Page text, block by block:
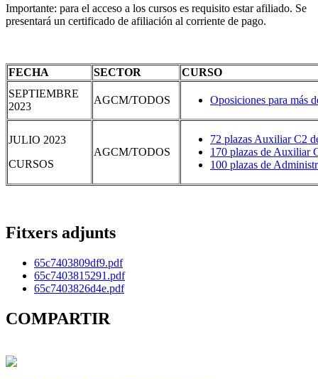
Importante: para el acceso a los cursos es requisito estar afiliado. Se
presentará un certificado de afiliación al corriente de pago.
FECHA SECTOR
CURSO
SEPTIEMBRE
2023
AGCM/TODOS Oposiciones para más
JULIO 2023
CURSOS
AGCM/TODOS
72 plazas Auxiliar C2
170 plazas de Auxiliar
100 plazas de
Fitxers adjunts
65c7403809df9.pdf
65c7403815291.pdf
65c7403826d4e.pdf
COMPARTIR